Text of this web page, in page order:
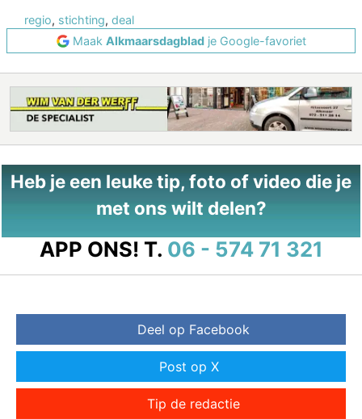
regio, stichting, deal
Maak Alkmaarsdagbladje Google-favoriet
Heb je een leuke tip, foto of video die je
met ons wilt delen?
APP ONS! T. 06 - 574 71 321
Deel op Facebook
Post op X
Tip de redactie